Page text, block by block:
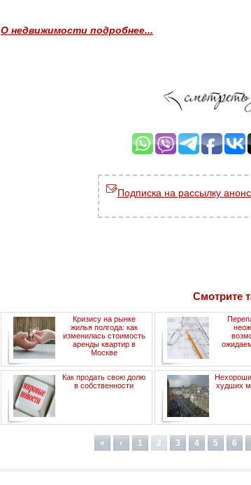
О недвижимости подробнее...
Подписка на рассылку
Смотрите
Кризису на рынке
жилья полгода: как
изменилась стоимость
аренды квартир в
Москве
Как продать свою долю
в собственности
худших
« ‹ 1 2 3 4 5 6